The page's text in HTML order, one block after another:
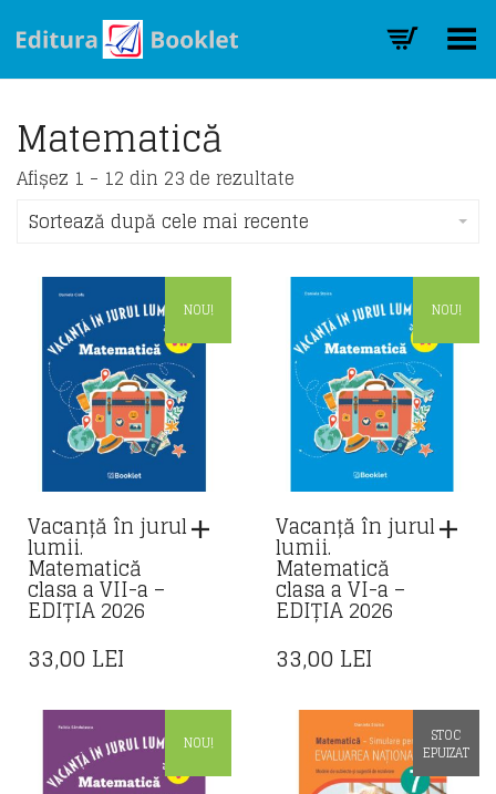
Toggle Menu
Matematică
Afișez 1 - 12 din 23 de rezultate
latest
Sortează după cele mai recente
NOU!
Vacanță în jurul
lumii.
Matematică
clasa a VII-a –
EDIȚIA 2026
33,00 LEI
NOU!
Vacanță în jurul
lumii.
Matematică
clasa a VI-a –
EDIȚIA 2026
33,00 LEI
NOU!
STOC
EPUIZAT